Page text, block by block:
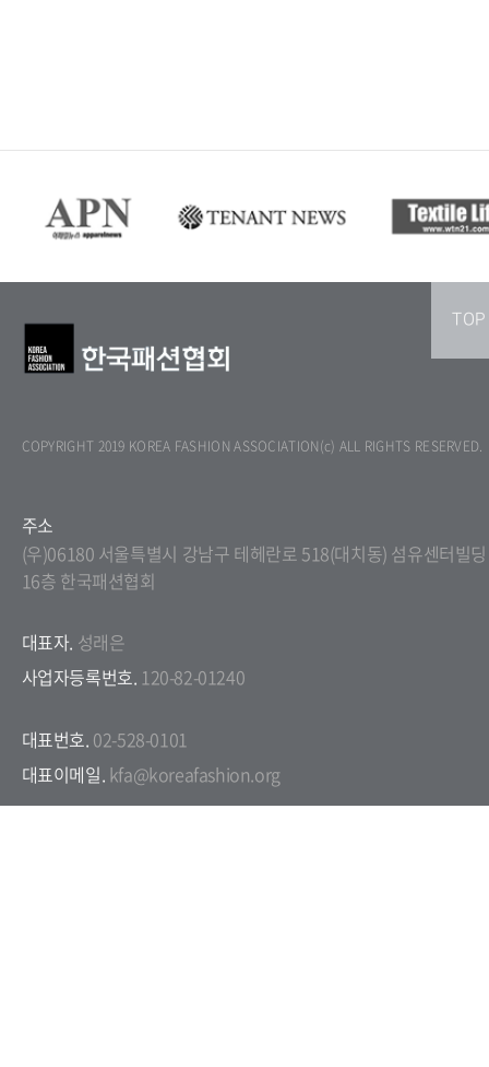
COPYRIGHT 2019 KOREA FASHION ASSOCIATION(c) ALL RIGHTS RESERVED.
주소
(우)06180 서울특별시 강남구 테헤란로 518(대치동) 섬유센터빌딩
16층 한국패션협회
대표자. 성래은
사업자등록번호. 120-82-01240
대표번호. 02-528-0101
대표이메일. kfa@koreafashion.org
TOP